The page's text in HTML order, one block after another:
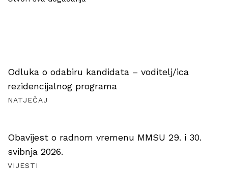
Odluka o odabiru kandidata – voditelj/ica
rezidencijalnog programa
NATJEČAJ
Obavijest o radnom vremenu MMSU 29. i 30.
svibnja 2026.
VIJESTI